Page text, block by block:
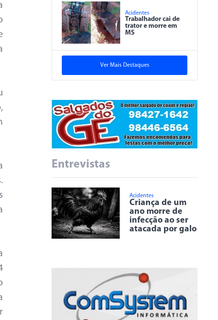
Acidentes
Trabalhador cai de
trator e morre em
MS
Ver Mais Destaques
Entrevistas
Acidentes
Criança de um
ano morre de
infecção ao ser
atacada por galo